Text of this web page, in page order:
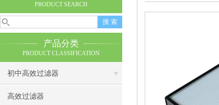
PRODUCT SEARCH
产品分类
PRODUCT CLASSIFICATION
初中高效过滤器
高效过滤器